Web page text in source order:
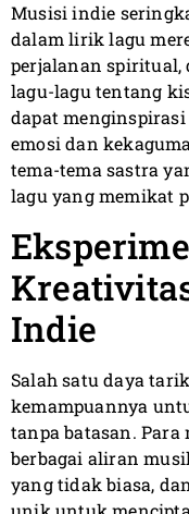
Musisi indie
dalam lirik lagu
perjalanan spiritual,
lagu-lagu tentang
dapat
emosi dan
tema-tema sastra
lagu yang memikat
Indie
Salah satu daya
kemampuannya
tanpa batasan.
berbagai aliran
yang tidak biasa,